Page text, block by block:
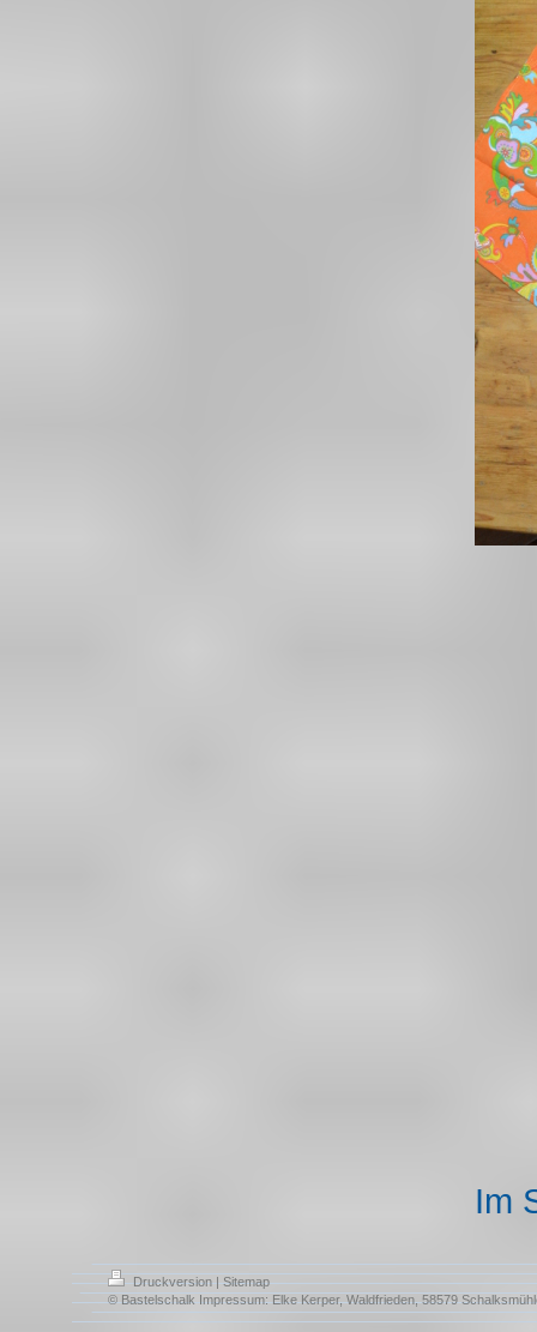
Im
Druckversion| Sitemap
© Bastelschalk Impressum: Elke Kerper, Waldfrieden, 58579